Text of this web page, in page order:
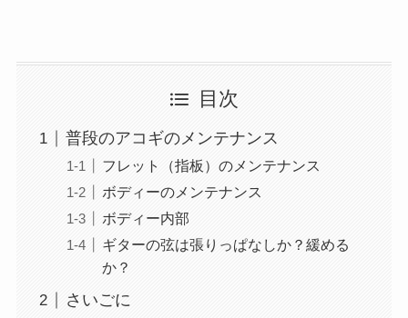
目次
普段のアコギのメンテナンス
フレット（指板）のメンテナンス
ボディーのメンテナンス
ボディー内部
ギターの弦は張りっぱなしか？緩める
か？
さいごに